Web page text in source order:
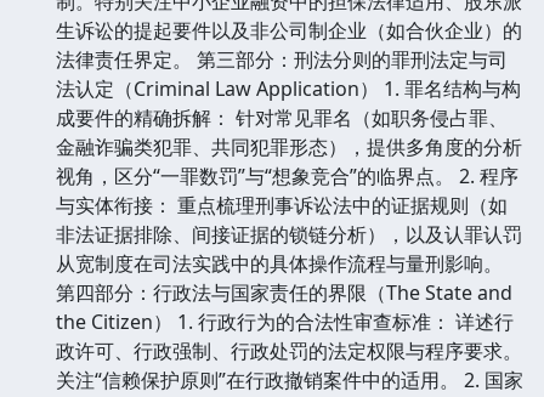
生诉讼的提起要件以及非公司制企业（如合伙企业）的
法律责任界定。 第三部分：刑法分则的罪刑法定与司
法认定（Criminal Law Application） 1. 罪名结构与构
成要件的精确拆解： 针对常见罪名（如职务侵占罪、
金融诈骗类犯罪、共同犯罪形态），提供多角度的分析
视角，区分“一罪数罚”与“想象竞合”的临界点。 2. 程序
与实体衔接： 重点梳理刑事诉讼法中的证据规则（如
非法证据排除、间接证据的锁链分析），以及认罪认罚
从宽制度在司法实践中的具体操作流程与量刑影响。
第四部分：行政法与国家责任的界限（The State and
the Citizen） 1. 行政行为的合法性审查标准： 详述行
政许可、行政强制、行政处罚的法定权限与程序要求。
关注“信赖保护原则”在行政撤销案件中的适用。 2. 国家